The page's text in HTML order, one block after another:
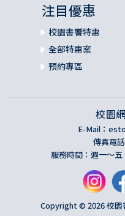
注目優惠
校園書饗特惠
全部特惠案
預約專區
校園
E-Mail：
傳真電
服務時間：週一～五
Copyright © 2026 校